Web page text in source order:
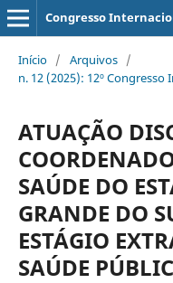
Congresso
Início / Arquivos /
n. 12 (2025): 12º
ATUAÇÃO
SAÚDE DO
GRANDE DO
ESTÁGIO
SAÚDE